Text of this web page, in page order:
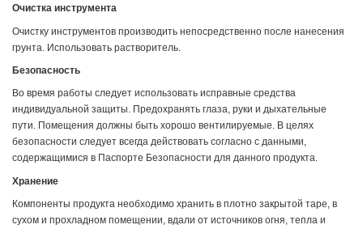
Очистка инструмента
Очистку инструментов производить непосредственно после нанесения
грунта. Использовать растворитель.
Безопасность
Во время работы следует использовать исправные средства
индивидуальной защиты. Предохранять глаза, руки и дыхательные
пути. Помещения должны быть хорошо вентилируемые. В целях
безопасности следует всегда действовать согласно с данными,
содержащимися в Паспорте Безопасности для данного продукта.
Хранение
Компоненты продукта необходимо хранить в плотно закрытой таре, в
сухом и прохладном помещении, вдали от источников огня, тепла и